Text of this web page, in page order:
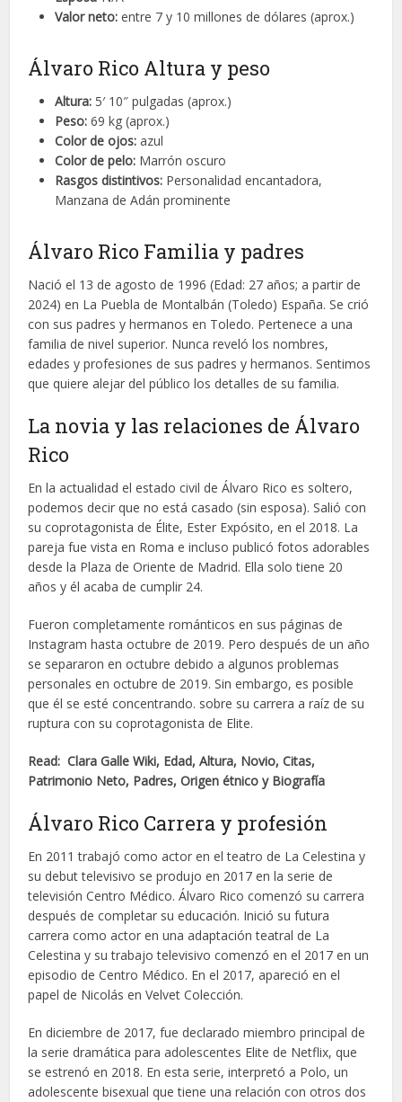
Valor neto: entre 7 y 10 millones de dólares (aprox.)
Álvaro Rico Altura y peso
Altura: 5′ 10″ pulgadas (aprox.)
Peso: 69 kg (aprox.)
Color de ojos: azul
Color de pelo: Marrón oscuro
Rasgos distintivos: Personalidad encantadora,
Manzana de Adán prominente
Álvaro Rico Familia y padres
Nació el 13 de agosto de 1996 (Edad: 27 años; a partir de
2024) en La Puebla de Montalbán (Toledo) España. Se crió
con sus padres y hermanos en Toledo. Pertenece a una
familia de nivel superior. Nunca reveló los nombres,
edades y profesiones de sus padres y hermanos. Sentimos
que quiere alejar del público los detalles de su familia.
La novia y las relaciones de Álvaro
Rico
En la actualidad el estado civil de Álvaro Rico es soltero,
podemos decir que no está casado (sin esposa). Salió con
su coprotagonista de Élite, Ester Expósito, en el 2018. La
pareja fue vista en Roma e incluso publicó fotos adorables
desde la Plaza de Oriente de Madrid. Ella solo tiene 20
años y él acaba de cumplir 24.
Fueron completamente románticos en sus páginas de
Instagram hasta octubre de 2019. Pero después de un año
se separaron en octubre debido a algunos problemas
personales en octubre de 2019. Sin embargo, es posible
que él se esté concentrando. sobre su carrera a raíz de su
ruptura con su coprotagonista de Elite.
Read: Clara Galle Wiki, Edad, Altura, Novio, Citas,
Patrimonio Neto, Padres, Origen étnico y Biografía
Álvaro Rico Carrera y profesión
En 2011 trabajó como actor en el teatro de La Celestina y
su debut televisivo se produjo en 2017 en la serie de
televisión Centro Médico. Álvaro Rico comenzó su carrera
después de completar su educación. Inició su futura
carrera como actor en una adaptación teatral de La
Celestina y su trabajo televisivo comenzó en el 2017 en un
episodio de Centro Médico. En el 2017, apareció en el
papel de Nicolás en Velvet Colección.
En diciembre de 2017, fue declarado miembro principal de
la serie dramática para adolescentes Elite de Netflix, que
se estrenó en 2018. En esta serie, interpretó a Polo, un
adolescente bisexual que tiene una relación con otros dos